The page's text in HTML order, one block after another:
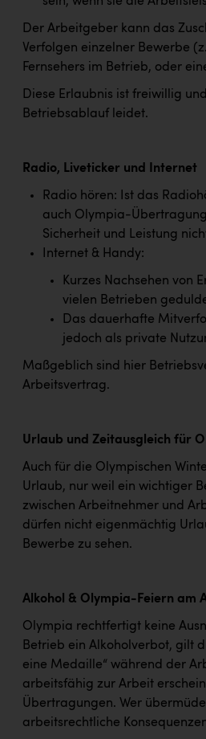
Der Arbeitgeber kann das
Verfolgen einzelner Bewerbe
Fernsehers im Betrieb, oder
Diese Erlaubnis ist freiwillig
Betriebsablauf leidet.
Radio, Liveticker und Internet
Radio hören: Ist das
auch Olympia-
Sicherheit und Leistung
Internet & Handy:
Kurzes Nachsehen von
vielen Betrieben
Das dauerhafte
jedoch als private
Maßgeblich sind hier
Arbeitsvertrag.
Urlaub und Zeitausgleich für
Auch für die Olympischen
Urlaub, nur weil ein wichtiger
zwischen Arbeitnehmer und
dürfen nicht eigenmächtig
Bewerbe zu sehen.
Alkohol & Olympia-Feiern am
Olympia rechtfertigt keine
Betrieb ein Alkoholverbot, gilt
eine Medaille“ während der
arbeitsfähig zur Arbeit
Übertragungen. Wer
arbeitsrechtliche